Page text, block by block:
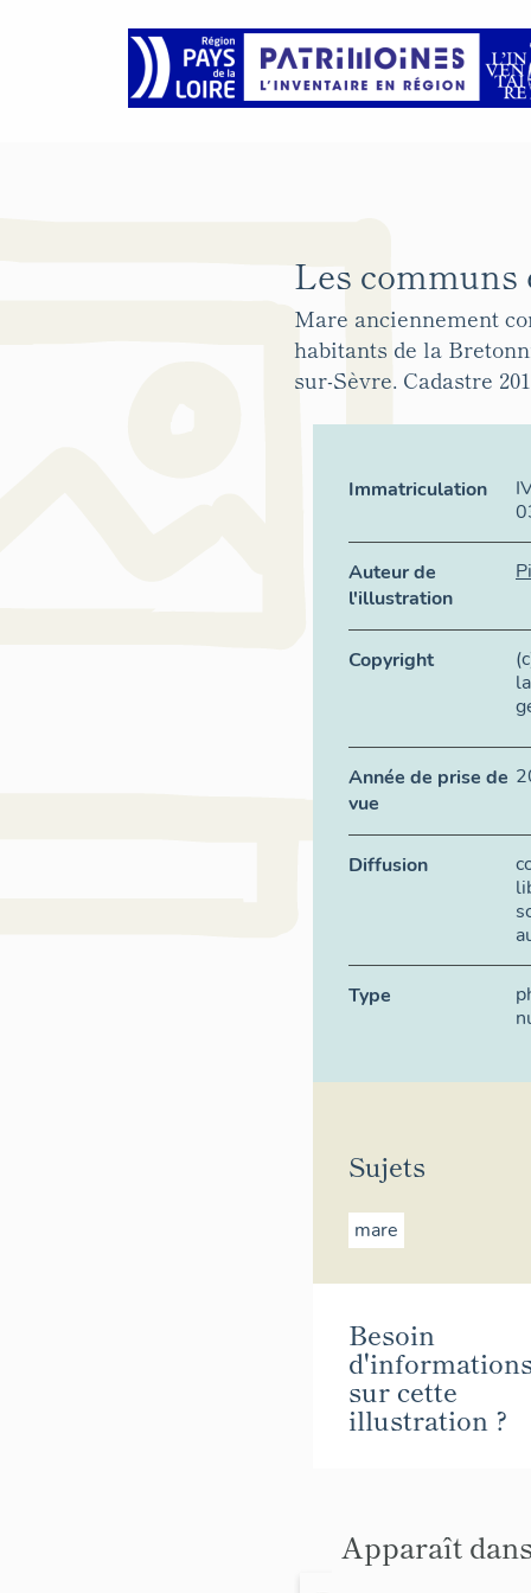
Les communs
Mare anciennement
habitants de la
sur-Sèvre. Cadastre
Immatriculation
Auteur de
l'illustration
Copyright
Année de prise de
vue
Diffusion
Type
Sujets
mare
Besoin
sur cette
illustration ?
Apparaît